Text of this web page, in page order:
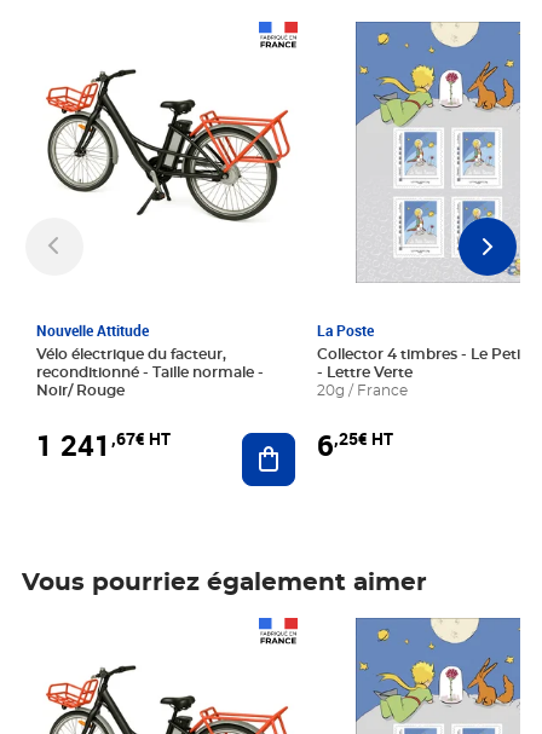
Nouvelle Attitude
Vélo électrique du facteur,
reconditionné - Taille normale -
Noir/ Rouge
1 241 ,67€ HT Ajouter au panier
La Poste
Collector 4 timbres - Le Petit
- Lettre Verte
20g / France
6,25€ HT
Prix 6,25€ HT
Vous pourriez également aimer
Prix 6,25€ HT